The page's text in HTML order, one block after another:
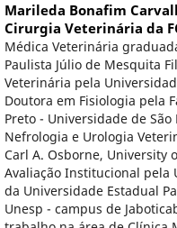
Marileda Bonafim
Cirurgia Veterinária da
Médica Veterinária
Paulista Júlio de Mesquita
Veterinária pela
Doutora em Fisiologia pela
Preto - Universidade de
Nefrologia e Urologia
Carl A. Osborne, University
Avaliação Institucional pela
da Universidade Estadual
Unesp - campus de